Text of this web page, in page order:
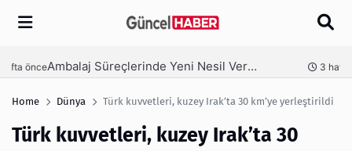
Arama
Ambalaj Süreçlerinde Yeni Nesil Verimliliği Olimpack ile Yakalayın 3 hafta önce
Home Dünya Türk kuvvetleri, kuzey Irak’ta 30 km’ye yerleştirildi
Türk kuvvetleri, kuzey Irak’ta 30